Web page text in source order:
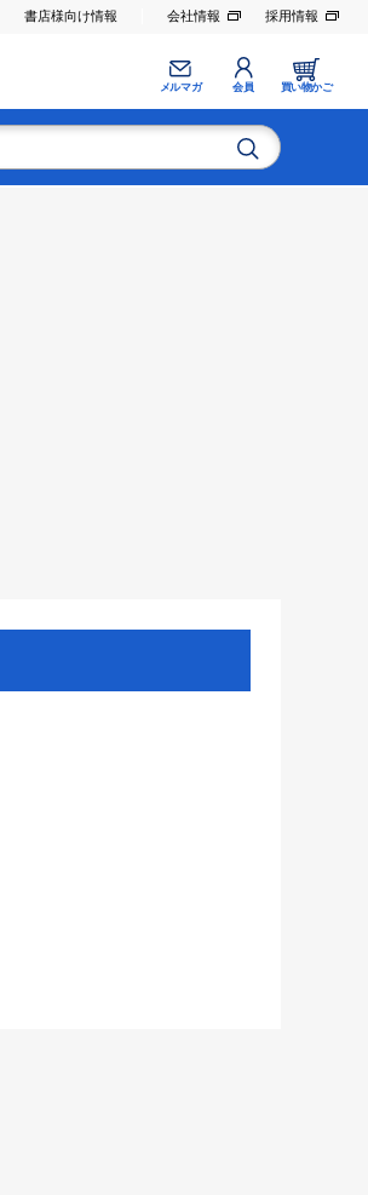
書店様向け情報 会社情報 採用情報
メルマガ 会員 買い物かご